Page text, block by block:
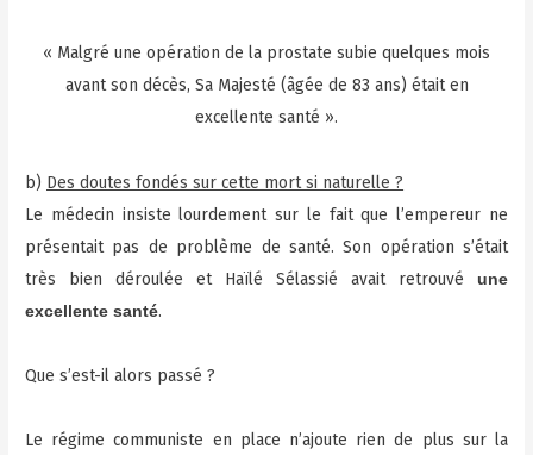
« Malgré une opération de la prostate subie quelques mois
avant son décès, Sa Majesté (âgée de 83 ans) était en
excellente santé ».
b) Des doutes fondés sur cette mort si naturelle ?
Le médecin insiste lourdement sur le fait que l’empereur ne
présentait pas de problème de santé. Son opération s’était
très bien déroulée et Haïlé Sélassié avait retrouvé une
excellente santé.
Que s’est-il alors passé ?
Le régime communiste en place n’ajoute rien de plus sur la